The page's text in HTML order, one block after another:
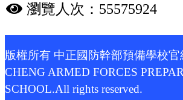
瀏覽人次：55575924
版權所有 中正國防幹部預備學校官
CHENG ARMED FORCES
SCHOOL.All rights reserved.